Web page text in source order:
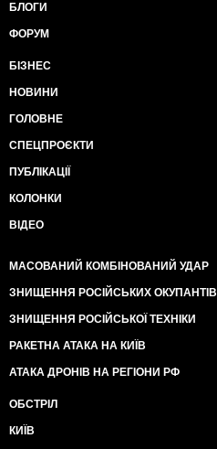
БЛОГИ
ФОРУМ
БІЗНЕС
НОВИНИ
ГОЛОВНЕ
СПЕЦПРОЄКТИ
ПУБЛІКАЦІЇ
КОЛОНКИ
ВІДЕО
МАСОВАНИЙ КОМБІНОВАНИЙ УДАР
ЗНИЩЕННЯ РОСІЙСЬКИХ ОКУПАНТІВ
ЗНИЩЕННЯ РОСІЙСЬКОЇ ТЕХНІКИ
РАКЕТНА АТАКА НА КИЇВ
АТАКА ДРОНІВ НА РЕГІОНИ РФ
ОБСТРІЛ
КИЇВ